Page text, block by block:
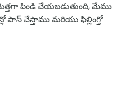
మెత్తగా పిండి చేయబడుతుంది, మేము
పాస్ చేస్తాము మరియు ఫిల్లింగ్తో